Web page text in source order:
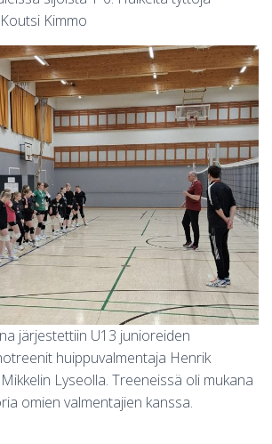
Kimmo
järjestettiin U13 junioreiden
huippuvalmentaja Henrik
Lyseolla. Treeneissä oli mukana
omien valmentajien kanssa.